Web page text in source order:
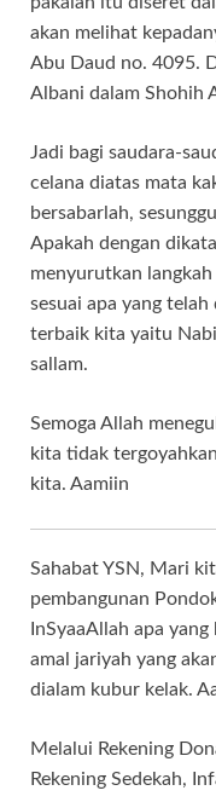
akan melihat
Abu Daud no. 4095.
Albani dalam Shohih
Jadi bagi saudara-
celana diatas mata
bersabarlah,
Apakah dengan
menyurutkan
sesuai apa yang
terbaik kita yaitu
sallam.
Semoga Allah
kita tidak
kita. Aamiin
Sahabat YSN, Mari
pembangunan
InSyaaAllah apa
amal jariyah yang
dialam kubur kelak.
Melalui Rekening
Rekening Sedekah,